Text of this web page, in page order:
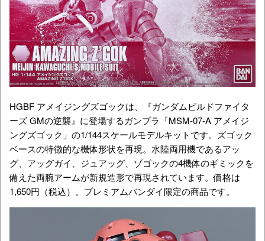
HGBF アメイジングズゴックは、『ガンダムビルドファイタ
ーズ GMの逆襲』に登場するガンプラ「MSM-07-A アメイジ
ングズゴック」の1/144スケールモデルキットです。ズゴック
ベースの特徴的な機体形状を再現。水陸両用機であるアッ
グ、アッグガイ、ジュアッグ、ゾゴックの4機体のギミックを
備えた両腕アームが新規造形で再現されています。価格は
1,650円（税込）。プレミアムバンダイ限定の商品です。